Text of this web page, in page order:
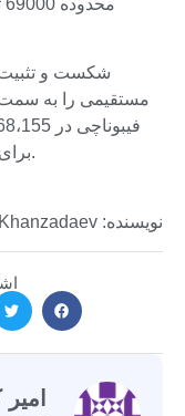
برای سطح روانی 70،000 دلار آغاز خواهد شد.
نویسنده: Gamza Khanzadaev